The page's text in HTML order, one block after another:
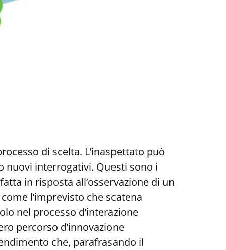
di scelta. L’inaspettato può
nuovi interrogativi. Questi sono i
in risposta all’osservazione di un
l’imprevisto che scatena
nel processo d’interazione
percorso d’innovazione
che, parafrasando il